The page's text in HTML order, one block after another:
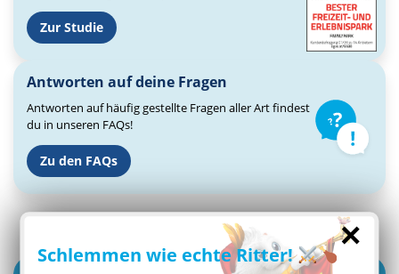
Zur Studie
Antworten auf deine Fragen
Antworten auf häufig gestellte Fragen aller Art findest
du in unseren FAQs!
Zu den FAQs
×
Schlemmen wie echte Ritter!